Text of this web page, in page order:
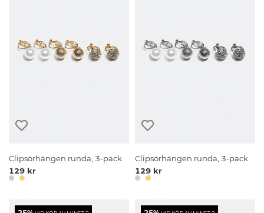
Clipsörhängen runda, 3-pack
129 kr
Clipsörhängen runda, 3-pack
129 kr